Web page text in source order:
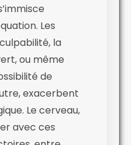
Les
la
ou même
de
exacerbent
Le cerveau,
avec ces